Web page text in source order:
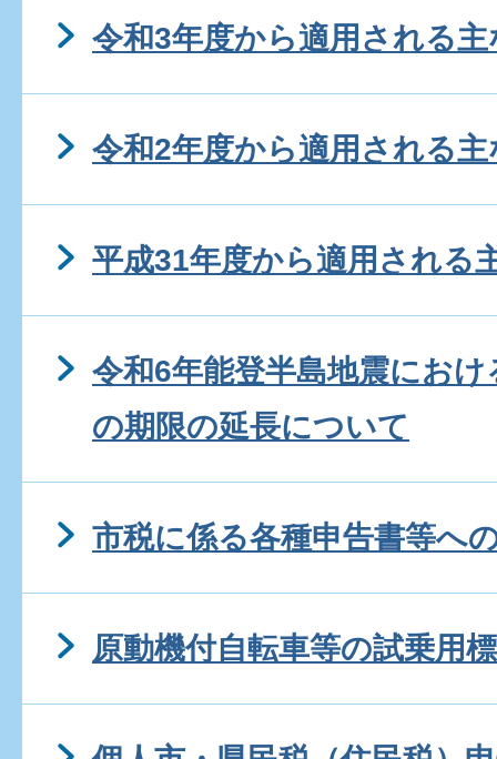
令和3年度から適用される主
令和2年度から適用される主
平成31年度から適用される
令和6年能登半島地震にお
の期限の延長について
市税に係る各種申告書等へ
原動機付自転車等の試乗用